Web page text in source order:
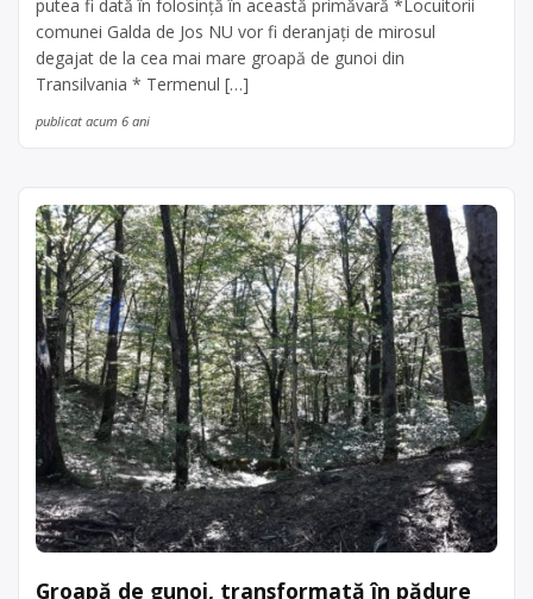
putea fi dată în folosință în această primăvară *Locuitorii
comunei Galda de Jos NU vor fi deranjați de mirosul
degajat de la cea mai mare groapă de gunoi din
Transilvania * Termenul […]
publicat acum 6 ani
Groapă de gunoi, transformată în pădure